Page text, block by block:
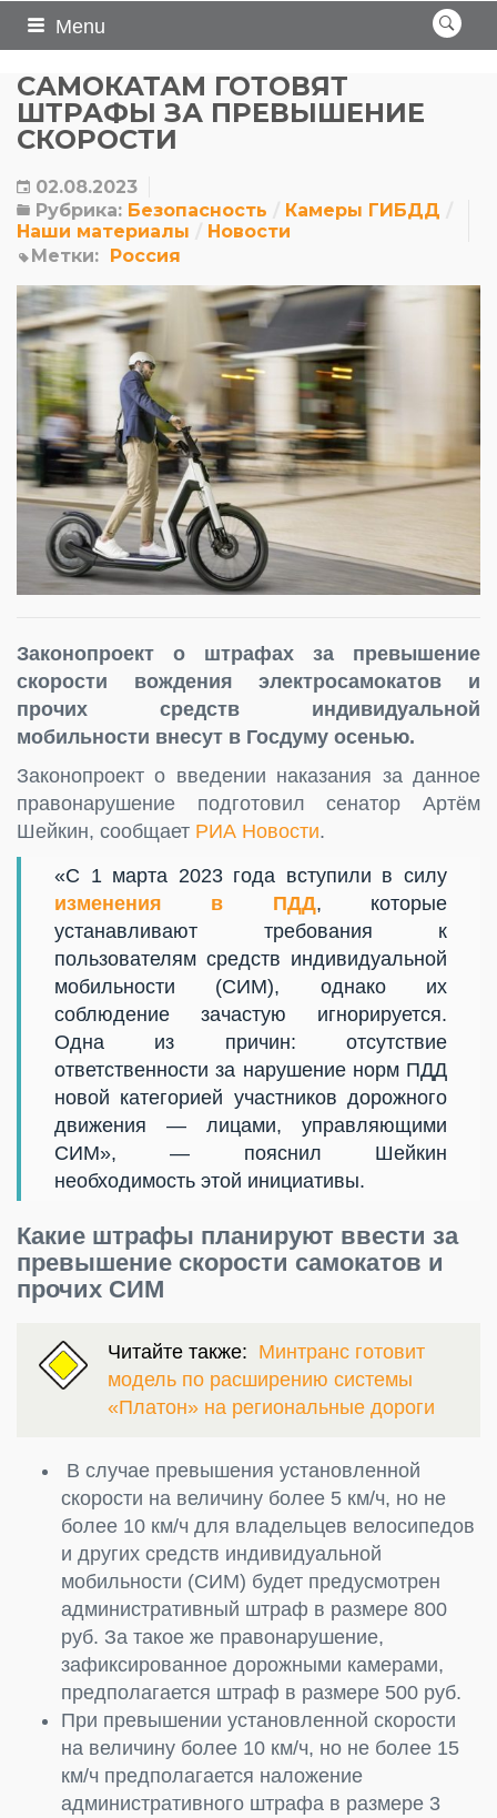
Menu
САМОКАТАМ ГОТОВЯТ
ШТРАФЫ ЗА ПРЕВЫШЕНИЕ
СКОРОСТИ
02.08.2023
Рубрика: Безопасность
Камеры ГИБДД
Наши материалы
Новости
Метки: Россия
Законопроект о штрафах за превышение
скорости вождения электросамокатов и
прочих средств индивидуальной
мобильности внесут в Госдуму осенью.
Законопроект о введении наказания за данное
правонарушение подготовил сенатор Артём
Шейкин, сообщает РИА Новости.
«С 1 марта 2023 года вступили в силу
изменения в ПДД, которые
устанавливают требования к
пользователям средств индивидуальной
мобильности (СИМ), однако их
соблюдение зачастую игнорируется.
Одна из причин: отсутствие
ответственности за нарушение норм ПДД
новой категорией участников дорожного
движения — лицами, управляющими
СИМ», — пояснил Шейкин
необходимость этой инициативы.
Какие штрафы планируют ввести за
превышение скорости самокатов и
прочих СИМ
Читайте также: Минтранс готовит
модель по расширению системы
«Платон» на региональные дороги
В случае превышения установленной
скорости на величину более 5 км/ч, но не
более 10 км/ч для владельцев велосипедов
и других средств индивидуальной
мобильности (СИМ) будет предусмотрен
административный штраф в размере 800
руб. За такое же правонарушение,
зафиксированное дорожными камерами,
предполагается штраф в размере 500 руб.
При превышении установленной скорости
на величину более 10 км/ч, но не более 15
км/ч предполагается наложение
административного штрафа в размере 3